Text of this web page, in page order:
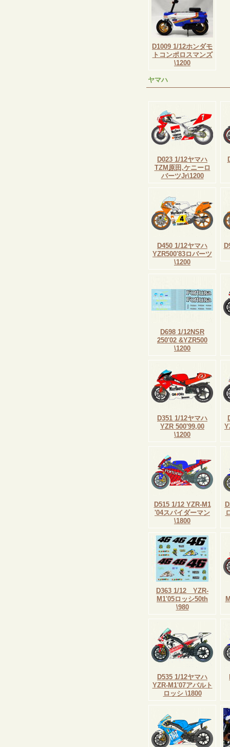
D1009 1/12ホンダモ
トコンポロスマンズ
\1200
ヤマハ
D023 1/12ヤマハ
TZM原田,ケニーロ
バーツJr\1200
D450 1/12ヤマハ
YZR500'83ロバーツ
\1200
D698 1/12NSR
250'02 &YZR500
\1200
D351 1/12ヤマハ
YZR 500'99,00
\1200
D515 1/12 YZR-M1
'04スパイダーマン
\1800
D363 1/12 YZR-
M1'05ロッシ50th
\980
D535 1/12ヤマハ
YZR-M1'07アバルト
ロッシ \1800